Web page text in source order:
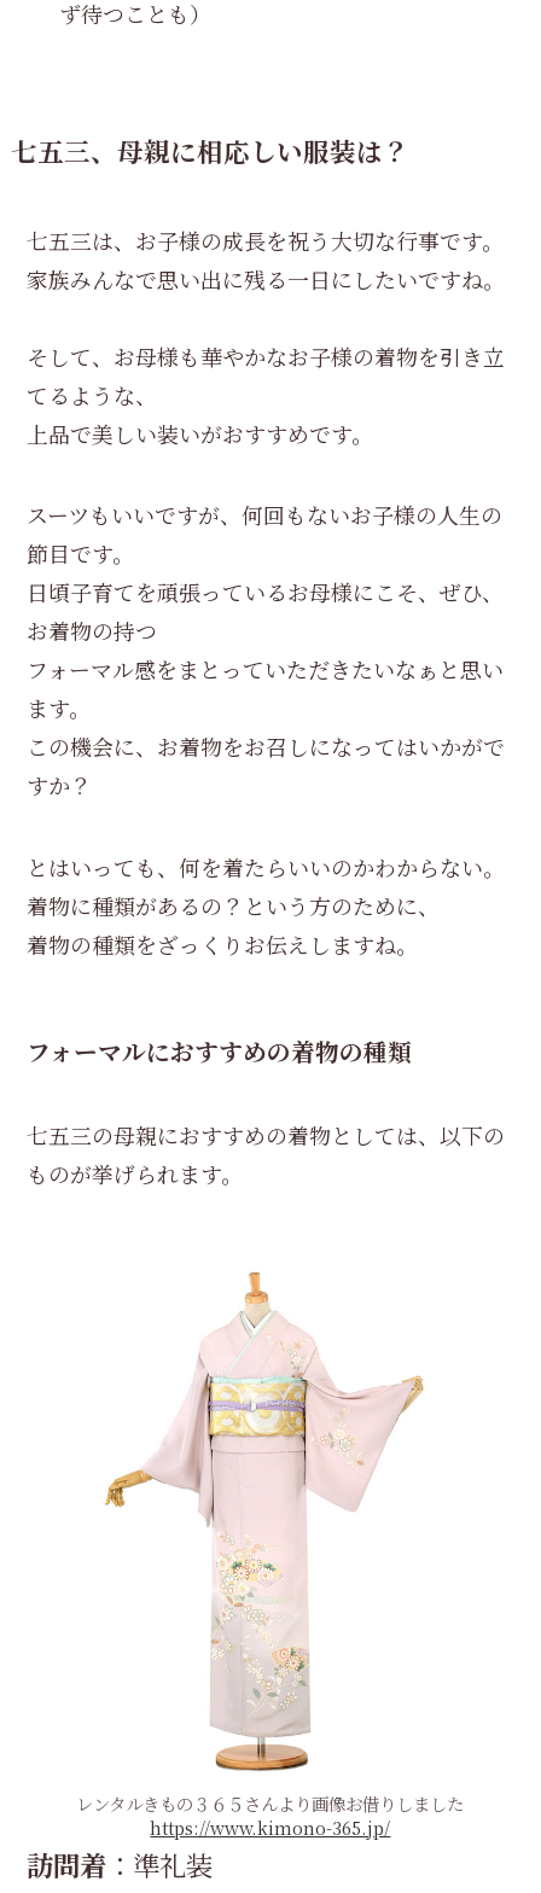
ず待つことも）
七五三、母親に相応しい服装は？
七五三は、お子様の成長を祝う大切な行事です。
家族みんなで思い出に残る一日にしたいですね。
そして、お母様も華やかなお子様の着物を引き立
てるような、
上品で美しい装いがおすすめです。
スーツもいいですが、何回もないお子様の人生の
節目です。
日頃子育てを頑張っているお母様にこそ、ぜひ、
お着物の持つ
フォーマル感をまとっていただきたいなぁと思い
ます。
この機会に、お着物をお召しになってはいかがで
すか？
とはいっても、何を着たらいいのかわからない。
着物に種類があるの？という方のために、
着物の種類をざっくりお伝えしますね。
フォーマルにおすすめの着物の種類
七五三の母親におすすめの着物としては、以下の
ものが挙げられます。
レンタルきもの３６５さんより画像お借りしました
https://www.kimono-365.jp/
訪問着 ：準礼装